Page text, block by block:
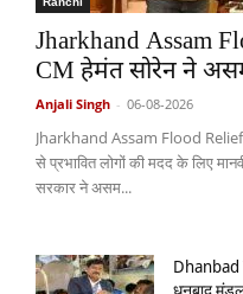
Jharkhand Assam
CM हेमंत सोरेन ने
Anjali Singh - 06-08-2026
Jharkhand Assam Flood
से प्रभावित लोगों की मदद के लिए
सरकार ने असम...
Dhanbad
धनबाद मंडल